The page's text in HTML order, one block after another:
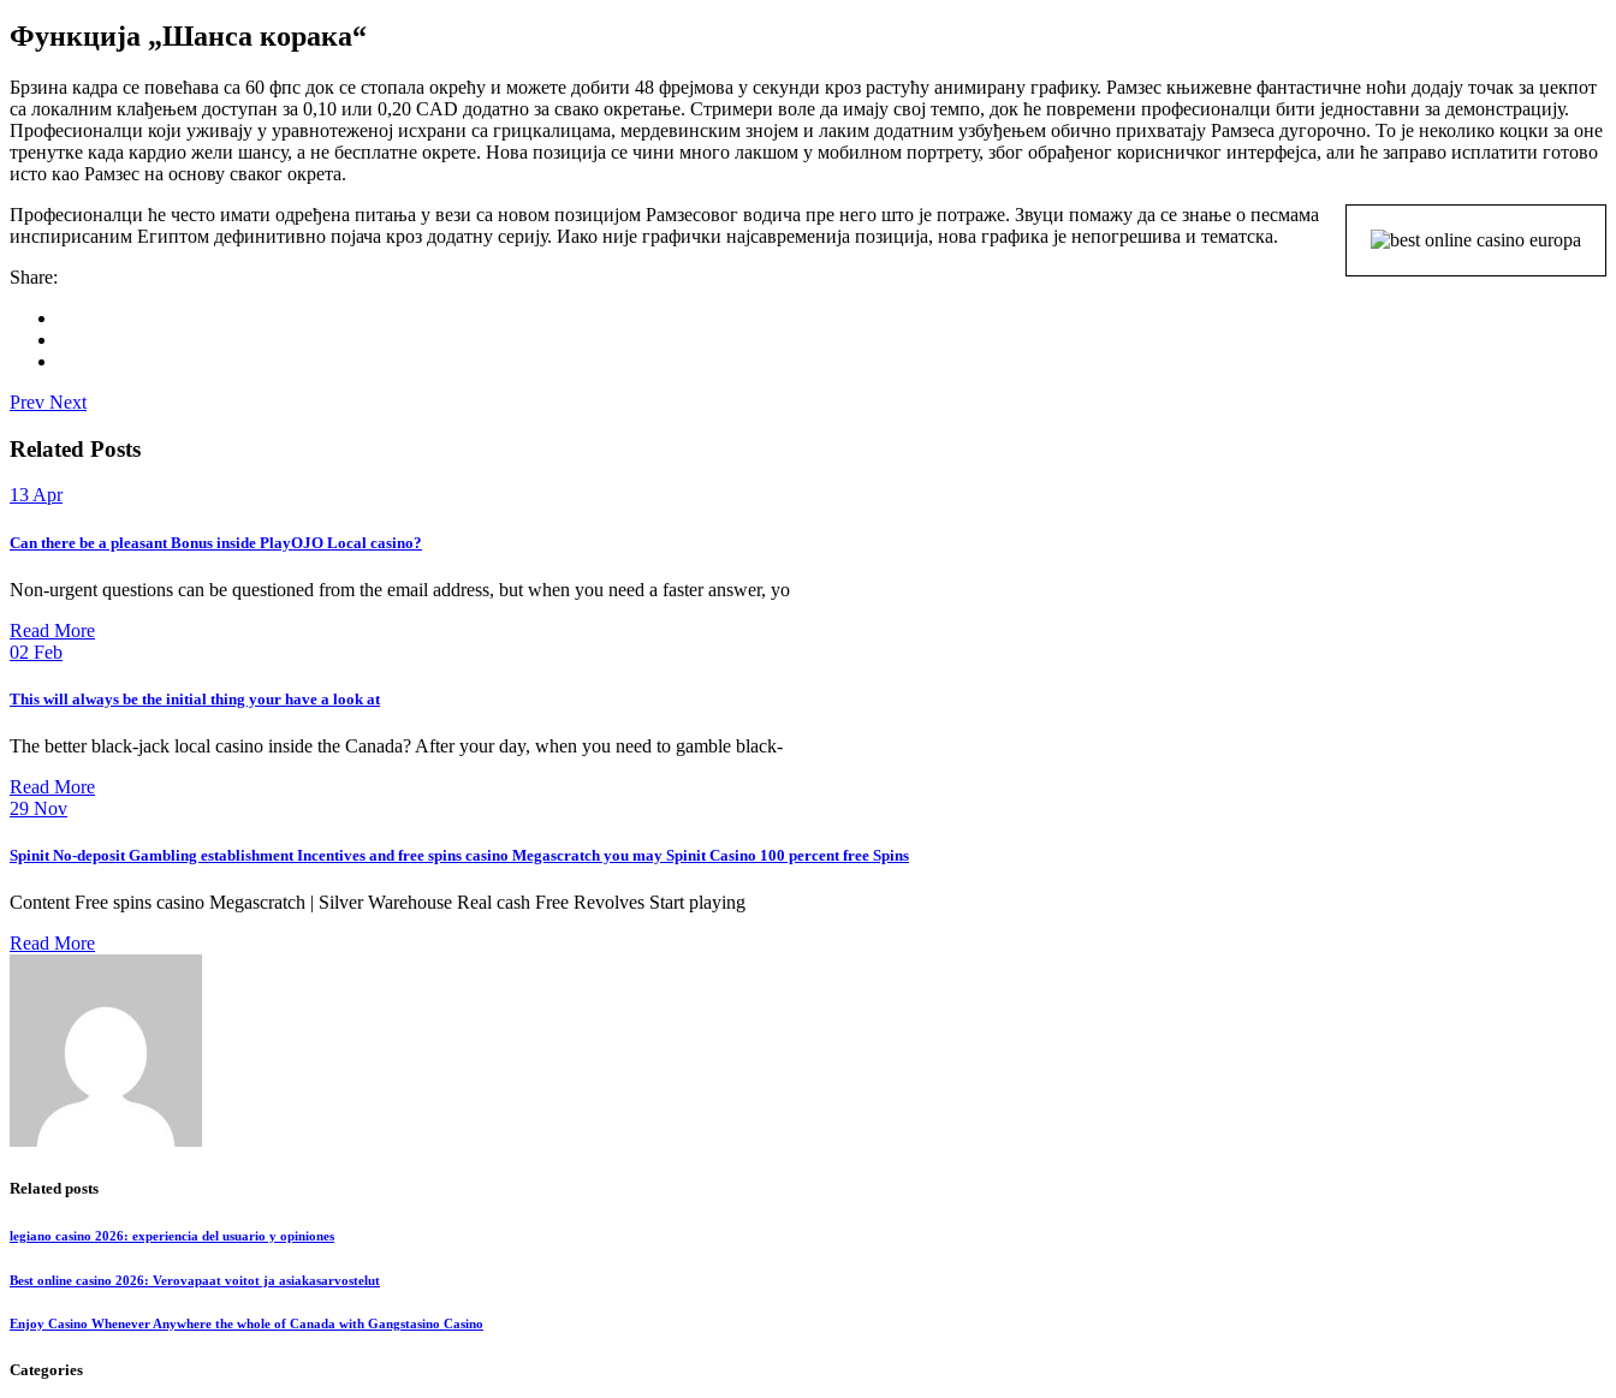
Функција „Шанса корака“
Брзина кадра се повећава са 60 фпс док се стопала окрећу и можете добити 48 фрејмова у секунди кроз растућу анимирану графику. Рамзес књижевне фантастичне ноћи додају точак за џекпот
са локалним клађењем доступан за 0,10 или 0,20 CAD додатно за свако окретање. Стримери воле да имају свој темпо, док ће повремени професионалци бити једноставни за демонстрацију.
Професионалци који уживају у уравнотеженој исхрани са грицкалицама, мердевинским знојем и лаким додатним узбуђењем обично прихватају Рамзеса дугорочно. То је неколико коцки за оне
тренутке када кардио жели шансу, а не бесплатне окрете. Нова позиција се чини много лакшом у мобилном портрету, због обрађеног корисничког интерфејса, али ће заправо исплатити готово
исто као Рамзес на основу сваког окрета.
Професионалци ће често имати одређена питања у вези са новом позицијом Рамзесовог водича пре него што је потраже. Звуци помажу да се знање о песмама
инспирисаним Египтом дефинитивно појача кроз додатну серију. Иако није графички најсавременија позиција, нова графика је непогрешива и тематска.
Share:
Prev Next
Related Posts
13 Apr
Can there be a pleasant Bonus inside PlayOJO Local casino?
Non-urgent questions can be questioned from the email address, but when you need a faster answer, yo
Read More
02 Feb
This will always be the initial thing your have a look at
The better black-jack local casino inside the Canada? After your day, when you need to gamble black-
Read More
29 Nov
Spinit No-deposit Gambling establishment Incentives and free spins casino Megascratch you may Spinit Casino 100 percent free Spins
Content Free spins casino Megascratch | Silver Warehouse Real cash Free Revolves Start playing
Read More
Related posts
legiano casino 2026: experiencia del usuario y opiniones
Best online casino 2026: Verovapaat voitot ja asiakasarvostelut
Enjoy Casino Whenever Anywhere the whole of Canada with Gangstasino Casino
Categories